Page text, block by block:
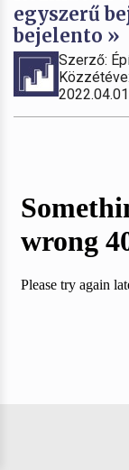
egyszerű
bejelento »
Szerző: